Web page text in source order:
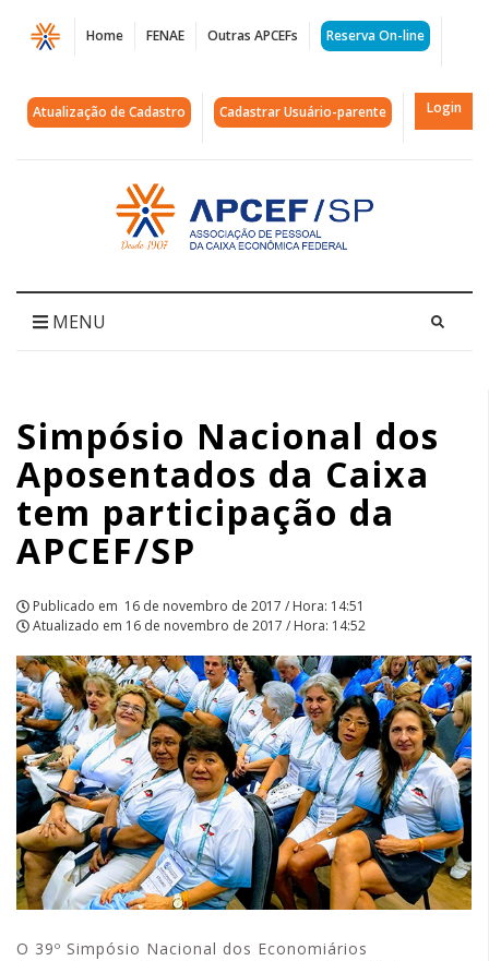
Página
Simpósio
Nacional
Aposentados
tem
APCEF/SP
|
APCEF/SP
Home FENAE Outras APCEFs Reserva On-line
Atualização de Cadastro Cadastrar Usuário-parente Login
Acessar
página
inicial
MENU
Simpósio Nacional dos
Aposentados da Caixa
tem participação da
APCEF/SP
Publicado em 16 de novembro de 2017 / Hora: 14:51
Atualizado em 16 de novembro de 2017 / Hora: 14:52
O 39º Simpósio Nacional dos Economiários